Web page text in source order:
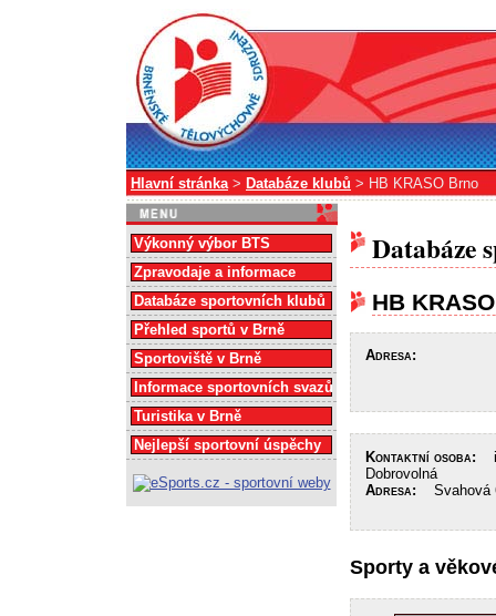
Hlavní stránka> Databáze klubů > HB KRASO Brno
Databáze
HB
Adresa:
Kontaktní osoba:
Dobrovolná
Adresa: Svahová
Sporty a
Výkonný výbor BTS
Zpravodaje a informace
Databáze sportovních klubů
Přehled sportů v Brně
Sportoviště v Brně
Informace sportovních svazů
Turistika v Brně
Nejlepší sportovní úspěchy